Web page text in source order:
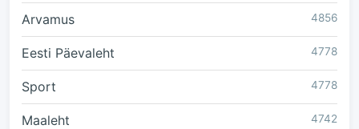
Arvamus 4856
Eesti Päevaleht 4778
Sport 4778
Maaleht 4742